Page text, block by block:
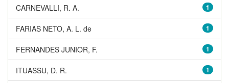
1
CARNEVALLI, R. A.
1
FARIAS NETO, A. L. de
1
FERNANDES JUNIOR, F.
1
ITUASSU, D. R.